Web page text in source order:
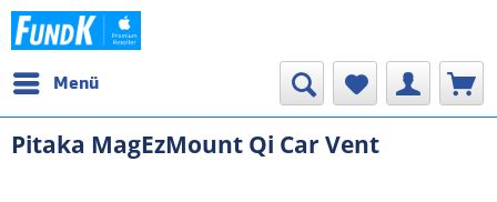
Menü
Pitaka MagEzMount Qi Car Vent